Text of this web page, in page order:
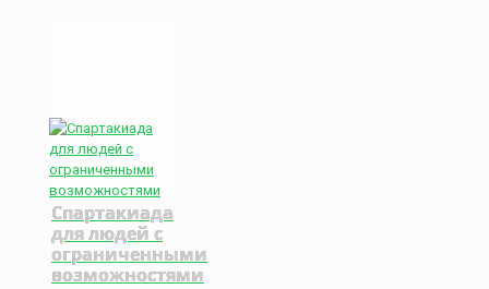
Спартакиада
для людей с
ограниченными
возможностями